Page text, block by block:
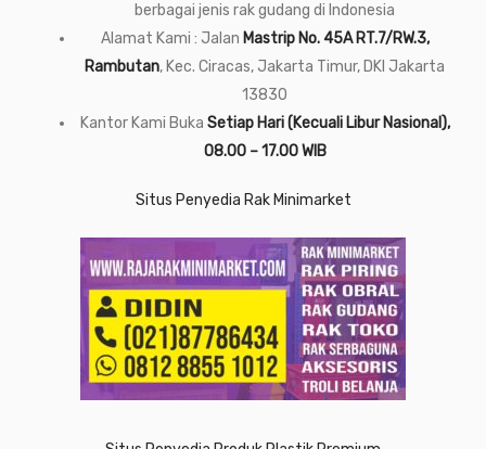
berbagai jenis rak gudang di Indonesia
Alamat Kami : Jalan Mastrip No. 45A RT.7/RW.3,
Rambutan, Kec. Ciracas, Jakarta Timur, DKI Jakarta
13830
Kantor Kami Buka Setiap Hari (Kecuali Libur Nasional),
08.00 – 17.00 WIB
Situs Penyedia Rak Minimarket